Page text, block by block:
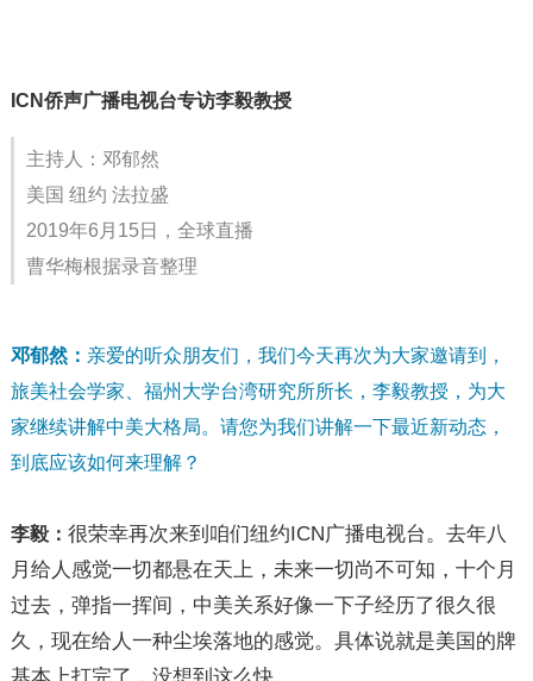
ICN侨声广播电视台专访李毅教授
主持人：邓郁然
美国 纽约 法拉盛
2019年6月15日，全球直播
曹华梅根据录音整理
邓郁然： 亲爱的听众朋友们，我们今天再次为大家邀请到，
旅美社会学家、福州大学台湾研究所所长，李毅教授，为大
家继续讲解中美大格局。 请您为我们讲解一下最近新动态，
到底应该如何来理解？
李毅： 很荣幸再次来到咱们纽约ICN广播电视台。去年八
月给人感觉一切都悬在天上，未来一切尚不可知，十个月
过去，弹指一挥间，中美关系好像一下子经历了很久很
久，现在给人一种尘埃落地的感觉。具体说就是美国的牌